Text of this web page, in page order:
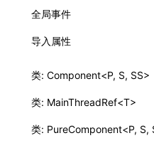
全局事件
导入属性
类: Component<P, S, SS>
类: MainThreadRef<T>
类: PureComponent<P, S,